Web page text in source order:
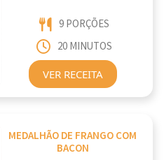
9 PORÇÕES
20 MINUTOS
VER RECEITA
MEDALHÃO DE FRANGO COM
BACON